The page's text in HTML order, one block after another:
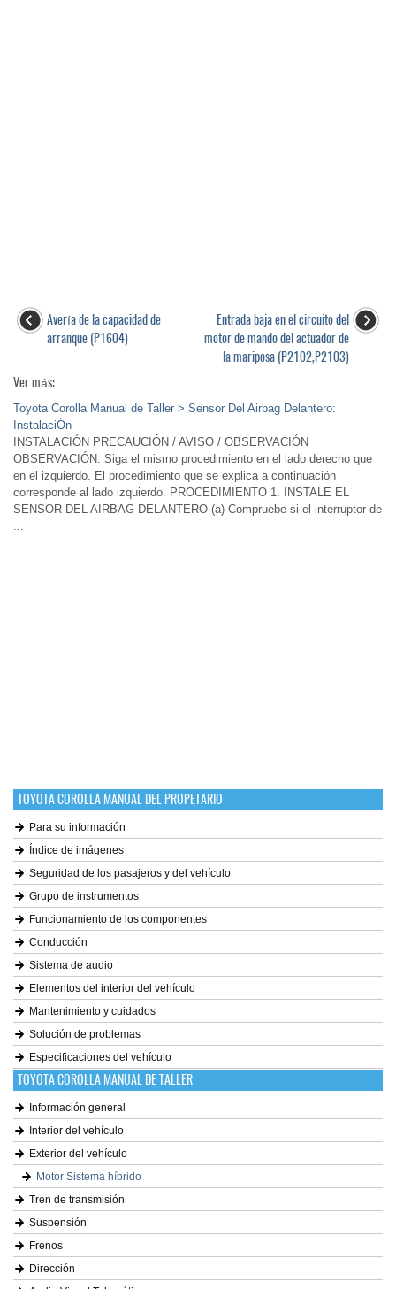
Avería de la capacidad de
arranque (P1604)
Entrada baja en el circuito del
motor de mando del actuador de
la mariposa (P2102,P2103)
Ver más:
Toyota Corolla Manual de Taller > Sensor Del Airbag Delantero:
InstalaciÓn
INSTALACIÓN PRECAUCIÓN / AVISO / OBSERVACIÓN
OBSERVACIÓN: Siga el mismo procedimiento en el lado derecho que
en el izquierdo. El procedimiento que se explica a continuación
corresponde al lado izquierdo. PROCEDIMIENTO 1. INSTALE EL
SENSOR DEL AIRBAG DELANTERO (a) Compruebe si el interruptor de
...
TOYOTA COROLLA MANUAL DEL PROPETARIO
Para su información
Índice de imágenes
Seguridad de los pasajeros y del vehículo
Grupo de instrumentos
Funcionamiento de los componentes
Conducción
Sistema de audio
Elementos del interior del vehículo
Mantenimiento y cuidados
Solución de problemas
Especificaciones del vehículo
TOYOTA COROLLA MANUAL DE TALLER
Información general
Interior del vehículo
Exterior del vehículo
Motor Sistema híbrido
Tren de transmisión
Suspensión
Frenos
Dirección